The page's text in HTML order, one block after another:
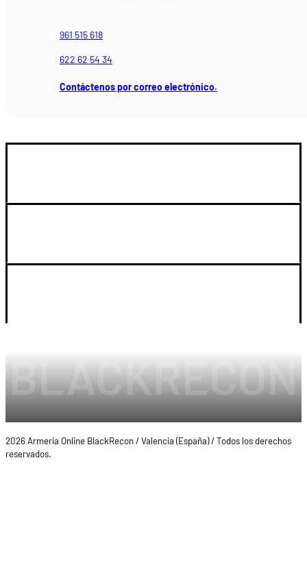
961 515 618
622 62 54 34
Contáctenos por correo electrónico.
2026 Armeria Online BlackRecon / Valencia (España) / Todos los derechos
reservados.